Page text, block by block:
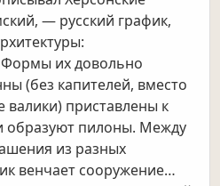
— русский график,
Формы их довольно
(без капителей, вместо
валики) приставлены к
образуют пилоны. Между
из разных
венчает сооружение…